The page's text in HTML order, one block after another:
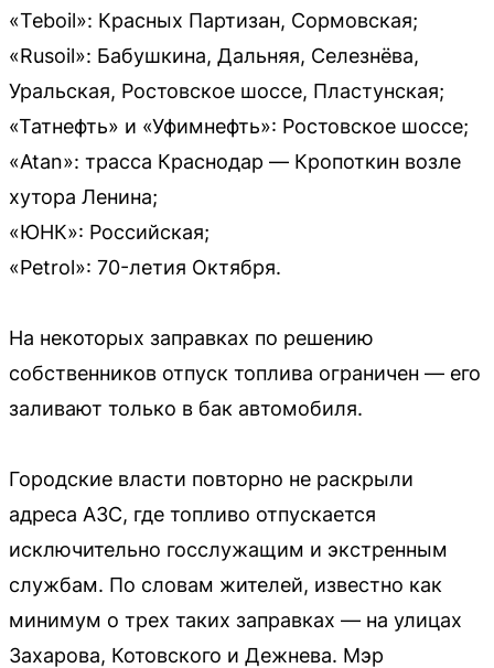
«Teboil»: Красных Партизан, Сормовская;
«Rusoil»: Бабушкина, Дальняя, Селезнёва,
Уральская, Ростовское шоссе, Пластунская;
«Татнефть» и «Уфимнефть»: Ростовское шоссе;
«Atan»: трасса Краснодар — Кропоткин возле
хутора Ленина;
«ЮНК»: Российская;
«Petrol»: 70-летия Октября.
На некоторых заправках по решению
собственников отпуск топлива ограничен — его
заливают только в бак автомобиля.
Городские власти повторно не раскрыли
адреса АЗС, где топливо отпускается
исключительно госслужащим и экстренным
службам. По словам жителей, известно как
минимум о трех таких заправках — на улицах
Захарова, Котовского и Дежнева. Мэр